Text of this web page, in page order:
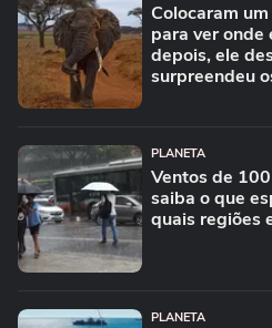
Colocaram
para ver onde
depois, ele
surpreendeu
PLANETA
Ventos de
saiba o que
quais regiões
PLANETA